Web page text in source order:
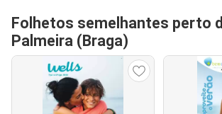
Folhetos semelhantes perto
Palmeira (Braga)